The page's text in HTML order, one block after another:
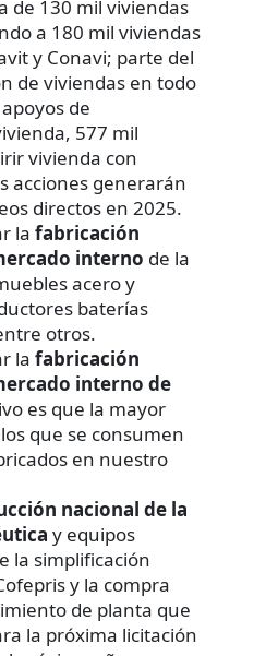
de 130 mil viviendas
a 180 mil viviendas
y Conavi; parte del
de viviendas en todo
de
577 mil
vivienda con
acciones generarán
directos en 2025.
la fabricación
interno de la
acero y
baterías
otros.
la fabricación
interno de
es que la mayor
que se consumen
en nuestro
nacional de la
y equipos
la simplificación
y la compra
de planta que
la próxima licitación